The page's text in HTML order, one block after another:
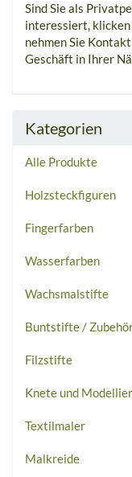
Sind Sie als
interessiert, klicken
nehmen Sie
Geschäft in Ihrer
Kategorien
Alle Produkte
Holzsteckfiguren
Fingerfarben
Wasserfarben
Wachsmalstifte
Buntstifte /
Filzstifte
Knete und
Textilmaler
Malkreide